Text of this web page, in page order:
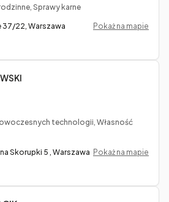
Sprawy karne
37/22, Warszawa
Pokaż na mapie
technologii, Własność
Skorupki 5 , Warszawa Pokaż na mapie